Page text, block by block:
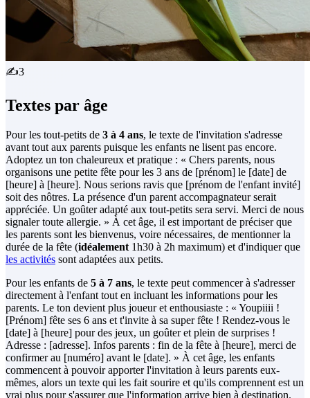
✍️3
Textes par âge
Pour les tout-petits de 3 à 4 ans, le texte de l'invitation s'adresse
avant tout aux parents puisque les enfants ne lisent pas encore.
Adoptez un ton chaleureux et pratique : « Chers parents, nous
organisons une petite fête pour les 3 ans de [prénom] le [date] de
[heure] à [heure]. Nous serions ravis que [prénom de l'enfant invité]
soit des nôtres. La présence d'un parent accompagnateur serait
appréciée. Un goûter adapté aux tout-petits sera servi. Merci de nous
signaler toute allergie. » À cet âge, il est important de préciser que
les parents sont les bienvenus, voire nécessaires, de mentionner la
durée de la fête (idéalement 1h30 à 2h maximum) et d'indiquer que
les activités sont adaptées aux petits.
Pour les enfants de 5 à 7 ans, le texte peut commencer à s'adresser
directement à l'enfant tout en incluant les informations pour les
parents. Le ton devient plus joueur et enthousiaste : « Youpiiii !
[Prénom] fête ses 6 ans et t'invite à sa super fête ! Rendez-vous le
[date] à [heure] pour des jeux, un goûter et plein de surprises !
Adresse : [adresse]. Infos parents : fin de la fête à [heure], merci de
confirmer au [numéro] avant le [date]. » À cet âge, les enfants
commencent à pouvoir apporter l'invitation à leurs parents eux-
mêmes, alors un texte qui les fait sourire et qu'ils comprennent est un
vrai plus pour s'assurer que l'information arrive bien à destination.